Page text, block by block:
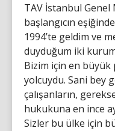
TAV İstanbul
başlangıcın
1994’te geldim ve
duyduğum iki
Bizim için en
yolcuydu. Sani bey
çalışanların,
hukukuna en ince
Sizler bu ülke için